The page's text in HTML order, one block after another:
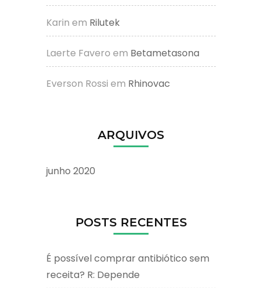
Karin em Rilutek
Laerte Favero em Betametasona
Everson Rossi em Rhinovac
ARQUIVOS
junho 2020
POSTS RECENTES
É possível comprar antibiótico sem
receita? R: Depende